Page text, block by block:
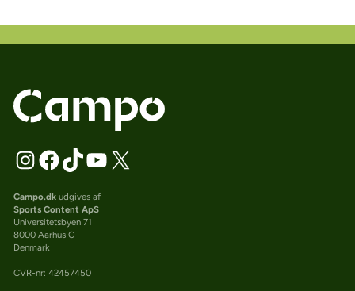
Campo.dkudgives af
Sports Content ApS
Universitetsbyen 71
8000 Aarhus C
Denmark
CVR-nr: 42457450